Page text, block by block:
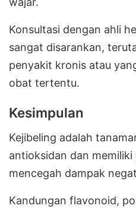
Konsultasi dengan ahli
sangat disarankan,
penyakit kronis atau
obat tertentu.
Kesimpulan
Kejibeling adalah
antioksidan dan
mencegah dampak
Kandungan flavonoid,